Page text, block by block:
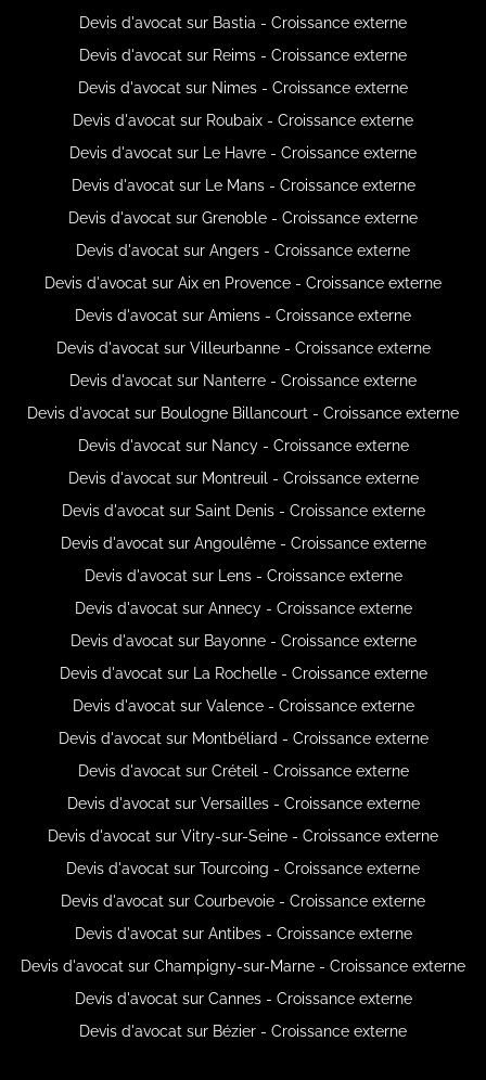
Devis d'avocat sur Bastia - Croissance externe
Devis d'avocat sur Reims - Croissance externe
Devis d'avocat sur Nimes - Croissance externe
Devis d'avocat sur Roubaix - Croissance externe
Devis d'avocat sur Le Havre - Croissance externe
Devis d'avocat sur Le Mans - Croissance externe
Devis d'avocat sur Grenoble - Croissance externe
Devis d'avocat sur Angers - Croissance externe
Devis d'avocat sur Aix en Provence - Croissance externe
Devis d'avocat sur Amiens - Croissance externe
Devis d'avocat sur Villeurbanne - Croissance externe
Devis d'avocat sur Nanterre - Croissance externe
Devis d'avocat sur Boulogne Billancourt - Croissance externe
Devis d'avocat sur Nancy - Croissance externe
Devis d'avocat sur Montreuil - Croissance externe
Devis d'avocat sur Saint Denis - Croissance externe
Devis d'avocat sur Angoulême - Croissance externe
Devis d'avocat sur Lens - Croissance externe
Devis d'avocat sur Annecy - Croissance externe
Devis d'avocat sur Bayonne - Croissance externe
Devis d'avocat sur La Rochelle - Croissance externe
Devis d'avocat sur Valence - Croissance externe
Devis d'avocat sur Montbéliard - Croissance externe
Devis d'avocat sur Créteil - Croissance externe
Devis d'avocat sur Versailles - Croissance externe
Devis d'avocat sur Vitry-sur-Seine - Croissance externe
Devis d'avocat sur Tourcoing - Croissance externe
Devis d'avocat sur Courbevoie - Croissance externe
Devis d'avocat sur Antibes - Croissance externe
Devis d'avocat sur Champigny-sur-Marne - Croissance externe
Devis d'avocat sur Cannes - Croissance externe
Devis d'avocat sur Bézier - Croissance externe